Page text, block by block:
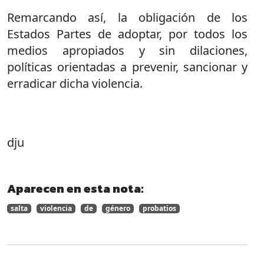
Remarcando así, la obligación de los
Estados Partes de adoptar, por todos los
medios apropiados y sin dilaciones,
políticas orientadas a prevenir, sancionar y
erradicar dicha violencia.
dju
Aparecen en esta nota:
salta violencia de género probatios